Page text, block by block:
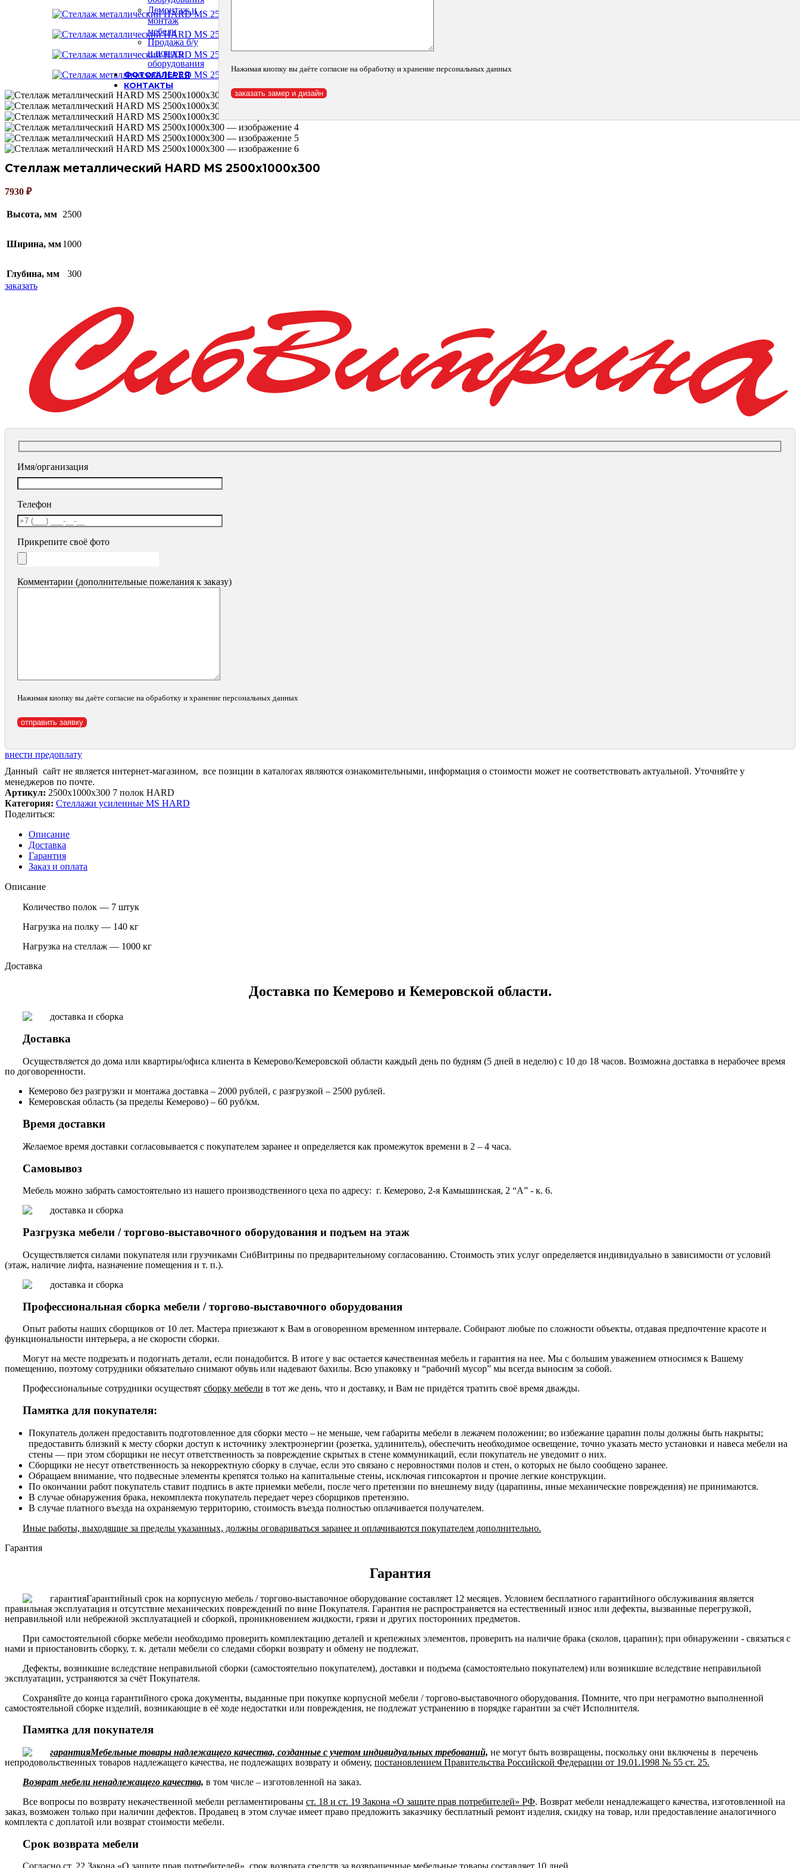
Демонтаж и
монтаж
мебели
Продажа б/у
и нового
оборудования
ФОТОГАЛЕРЕЯ
КОНТАКТЫ
Нажимая кнопку вы даёте согласие на обработку и хранение персональных данных
Стеллаж металлический HARD MS 2500х1000х300
7930 ₽
Высота, мм 2500
Ширина, мм1000
Глубина, мм
300
заказать
Имя/организация
Телефон
Прикрепите своё фото
Комментарии (дополнительные пожелания к заказу)
Нажимая кнопку вы даёте согласие на обработку и хранение персональных данных
внести предоплату
Данный сайт не является интернет-магазином, все позиции в каталогах являются ознакомительными, информация о стоимости может не соответствовать актуальной. Уточняйте у
менеджеров по почте.
Артикул: 2500х1000х300 7 полок HARD
Категория: Стеллажи усиленные MS HARD
Поделиться:
Описание
Доставка
Гарантия
Заказ и оплата
Описание
Количество полок — 7 штук
Нагрузка на полку — 140 кг
Нагрузка на стеллаж — 1000 кг
Доставка
Доставка по Кемерово и Кемеровской области.
Доставка
Осуществляется до дома или квартиры/офиса клиента в Кемерово/Кемеровской области каждый день по будням (5 дней в неделю) с 10 до 18 часов. Возможна доставка в нерабочее время
по договоренности.
Кемерово без разгрузки и монтажа доставка – 2000 рублей, с разгрузкой – 2500 рублей.
Кемеровская область (за пределы Кемерово) – 60 руб/км.
Время доставки
Желаемое время доставки согласовывается с покупателем заранее и определяется как промежуток времени в 2 – 4 часа.
Самовывоз
Мебель можно забрать самостоятельно из нашего производственного цеха по адресу: г. Кемерово, 2-я Камышинская, 2 “А” - к. 6.
Разгрузка мебели / торгово-выставочного оборудования и подъем на этаж
Осуществляется силами покупателя или грузчиками СибВитрины по предварительному согласованию. Стоимость этих услуг определяется индивидуально в зависимости от условий
(этаж, наличие лифта, назначение помещения и т. п.).
Профессиональная сборка мебели / торгово-выставочного оборудования
Опыт работы наших сборщиков от 10 лет. Мастера приезжают к Вам в оговоренном временном интервале. Собирают любые по сложности объекты, отдавая предпочтение красоте и
функциональности интерьера, а не скорости сборки.
Могут на месте подрезать и подогнать детали, если понадобится. В итоге у вас остается качественная мебель и гарантия на нее. Мы с большим уважением относимся к Вашему
помещению, поэтому сотрудники обязательно снимают обувь или надевают бахилы. Всю упаковку и “рабочий мусор” мы всегда выносим за собой.
Профессиональные сотрудники осуществят сборку мебели в тот же день, что и доставку, и Вам не придётся тратить своё время дважды.
Памятка для покупателя:
Покупатель должен предоставить подготовленное для сборки место – не меньше, чем габариты мебели в лежачем положении; во избежание царапин полы должны быть накрыты;
предоставить близкий к месту сборки доступ к источнику электроэнергии (розетка, удлинитель), обеспечить необходимое освещение, точно указать место установки и навеса мебели на
стены — при этом сборщики не несут ответственность за повреждение скрытых в стене коммуникаций, если покупатель не уведомит о них.
Сборщики не несут ответственность за некорректную сборку в случае, если это связано с неровностями полов и стен, о которых не было сообщено заранее.
Обращаем внимание, что подвесные элементы крепятся только на капитальные стены, исключая гипсокартон и прочие легкие конструкции.
По окончании работ покупатель ставит подпись в акте приемки мебели, после чего претензии по внешнему виду (царапины, иные механические повреждения) не принимаются.
В случае обнаружения брака, некомплекта покупатель передает через сборщиков претензию.
В случае платного въезда на охраняемую территорию, стоимость въезда полностью оплачивается получателем.
Иные работы, выходящие за пределы указанных, должны оговариваться заранее и оплачиваются покупателем дополнительно.
Гарантия
Гарантия
Гарантийный срок на корпусную мебель / торгово-выставочное оборудование составляет 12 месяцев. Условием бесплатного гарантийного обслуживания является
правильная эксплуатация и отсутствие механических повреждений по вине Покупателя. Гарантия не распространяется на естественный износ или дефекты, вызванные перегрузкой,
неправильной или небрежной эксплуатацией и сборкой, проникновением жидкости, грязи и других посторонних предметов.
При самостоятельной сборке мебели необходимо проверить комплектацию деталей и крепежных элементов, проверить на наличие брака (сколов, царапин); при обнаружении - связаться с
нами и приостановить сборку, т. к. детали мебели со следами сборки возврату и обмену не подлежат.
Дефекты, возникшие вследствие неправильной сборки (самостоятельно покупателем), доставки и подъема (самостоятельно покупателем) или возникшие вследствие неправильной
эксплуатации, устраняются за счёт Покупателя.
Сохраняйте до конца гарантийного срока документы, выданные при покупке корпусной мебели / торгово-выставочного оборудования. Помните, что при неграмотно выполненной
самостоятельной сборке изделий, возникающие в её ходе недостатки или повреждения, не подлежат устранению в порядке гарантии за счёт Исполнителя.
Памятка для покупателя
Мебельные товары надлежащего качества, созданные с учетом индивидуальных требований, не могут быть возвращены, поскольку они включены в перечень
непродовольственных товаров надлежащего качества, не подлежащих возврату и обмену, постановлением Правительства Российской Федерации от 19.01.1998 № 55 ст. 25.
Возврат мебели ненадлежащего качества, в том числе – изготовленной на заказ.
Все вопросы по возврату некачественной мебели регламентированы ст. 18 и ст. 19 Закона «О защите прав потребителей» РФ. Возврат мебели ненадлежащего качества, изготовленной на
заказ, возможен только при наличии дефектов. Продавец в этом случае имеет право предложить заказчику бесплатный ремонт изделия, скидку на товар, или предоставление аналогичного
комплекта с доплатой или возврат стоимости мебели.
Срок возврата мебели